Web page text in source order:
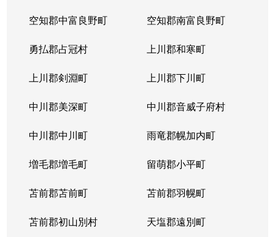
空知郡中富良野町 空知郡南富良野町
勇払郡占冠村 上川郡和寒町
上川郡剣淵町 上川郡下川町
中川郡美深町 中川郡音威子府村
中川郡中川町 雨竜郡幌加内町
増毛郡増毛町 留萌郡小平町
苫前郡苫前町 苫前郡羽幌町
苫前郡初山別村 天塩郡遠別町